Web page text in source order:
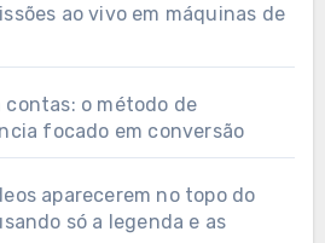
ao vivo em máquinas de
contas: o método de
focado em conversão
aparecerem no topo do
só a legenda e as